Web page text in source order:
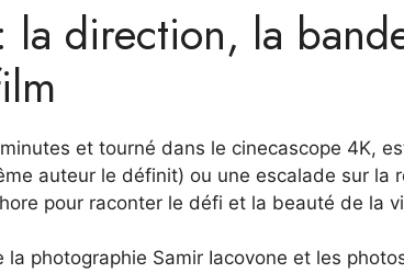
la direction, la
et tourné dans le cinecascope 4K,
auteur le définit) ou une escalade sur la
pour raconter le défi et la beauté de la
photographie Samir Iacovone et les